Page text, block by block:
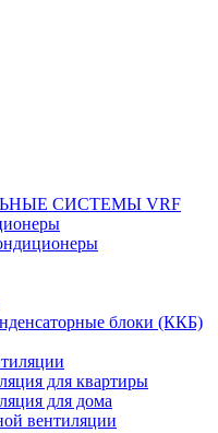
СИСТЕМЫ VRF
блоки (ККБ)
для квартиры
для дома
вентиляции